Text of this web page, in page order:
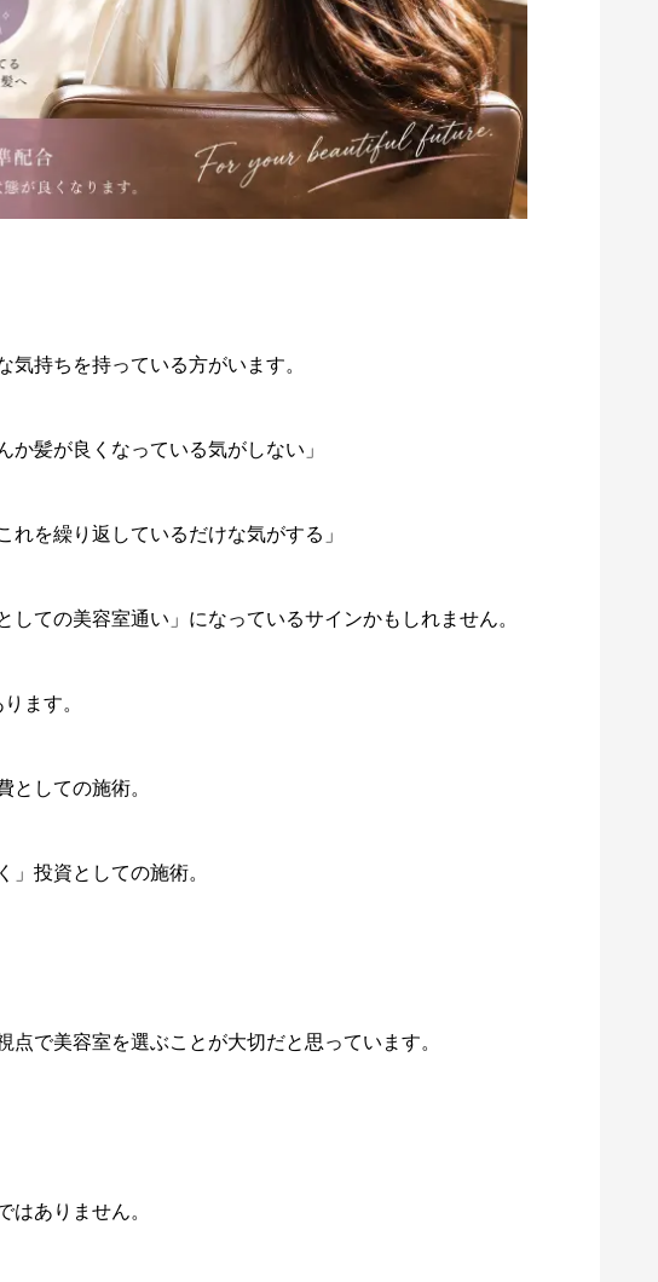
持ちを持っている方がいます。
か髪が良くなっている気がしない」
れを繰り返しているだけな気がする」
ての美容室通い」になっているサインかもしれません。
ます。
としての施術。
」投資としての施術。
で美容室を選ぶことが大切だと思っています。
はありません。